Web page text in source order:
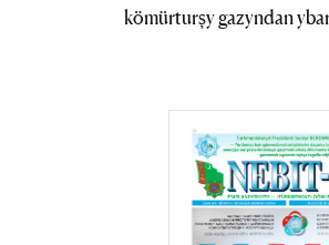
kömürturşy gazyndan